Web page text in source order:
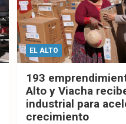
EL ALTO
193
Alto y Viacha
industrial para
crecimiento